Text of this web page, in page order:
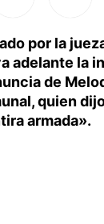
por la
adelante la
de
quien
armada».